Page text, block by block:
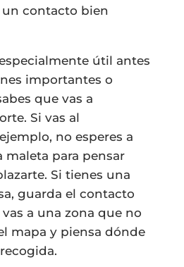
contacto bien
útil antes
importantes o
que vas a
Si vas al
no esperes a
maleta para pensar
Si tienes una
guarda el contacto
a una zona que no
mapa y piensa dónde